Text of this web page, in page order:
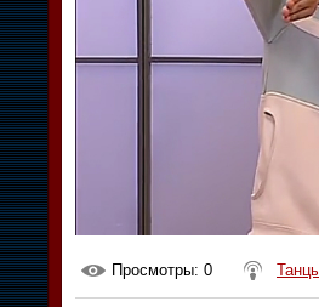
Просмотры: 0